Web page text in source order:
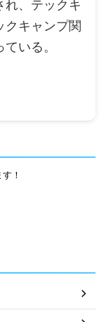
れ、テックキ
クキャンプ関
いる。
！